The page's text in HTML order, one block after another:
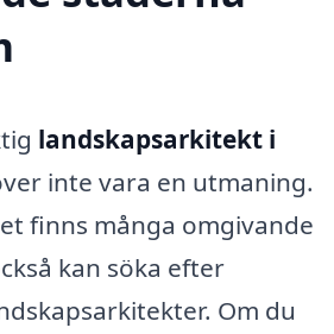
landskapsarkitekt i
inte vara en utmaning.
finns många omgivande
kan söka efter
Om du